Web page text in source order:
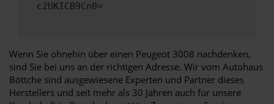
c2UKICB9Cn0=
Wenn Sie ohnehin über einen Peugeot 3008 nachdenken,
sind Sie bei uns an der richtigen Adresse. Wir vom Autohaus
Böttche sind ausgewiesene Experten und Partner dieses
Herstellers und seit mehr als 30 Jahren auch für unsere